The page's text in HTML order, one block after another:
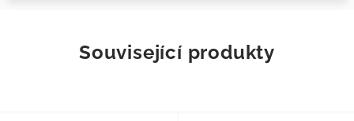
Související produkty